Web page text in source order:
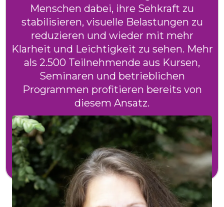
Menschen dabei, ihre Sehkraft zu
stabilisieren, visuelle Belastungen zu
reduzieren und wieder mit mehr
Klarheit und Leichtigkeit zu sehen. Mehr
als 2.500 Teilnehmende aus Kursen,
Seminaren und betrieblichen
Programmen profitieren bereits von
diesem Ansatz.